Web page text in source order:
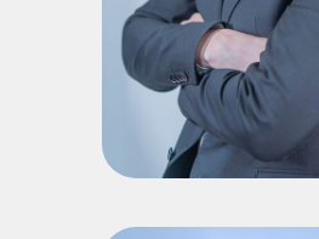
Currículo Lattes